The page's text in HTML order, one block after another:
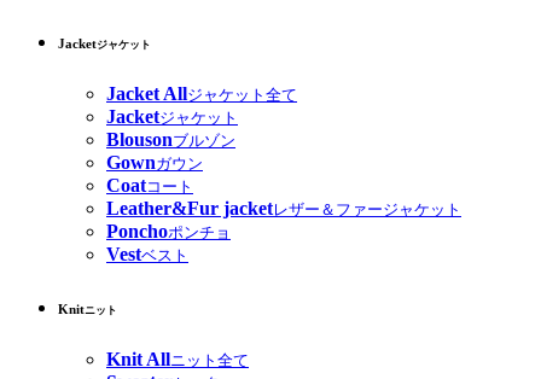
Jacketジャケット
Jacket Allジャケット全て
Jacketジャケット
Blousonブルゾン
Gownガウン
Coatコート
Leather&Fur jacketレザー＆ファージャケット
Ponchoポンチョ
Vestベスト
Knitニット
Knit Allニット全て